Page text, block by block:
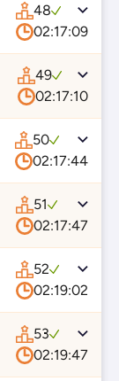
48
02:17:09
49
02:17:10
50
02:17:44
51
02:17:47
52
02:19:02
53
02:19:47